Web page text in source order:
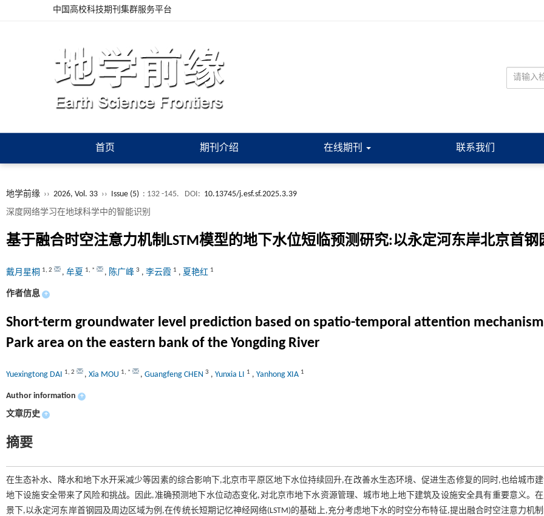
中国高校科技期刊集群服务平台
首页 期刊介绍 在线期刊 联系我们
地学前缘 ›› 2026, Vol. 33 ›› Issue (5) : 132 -145. DOI: 10.13745/j.esf.sf.2025.3.39
深度网络学习在地球科学中的智能识别
基于融合时空注意力机制LSTM模型的地下水位短临预测研究:以永定河东岸北京首钢
戴月星桐 1, 2 , 牟夏 1, * , 陈广峰 3 , 李云霞 1 , 夏艳红 1
作者信息 +
Short-term groundwater level prediction based on spatio-temporal attention mechanism
Park area on the eastern bank of the Yongding River
Yuexingtong DAI 1, 2 , Xia MOU 1, * , Guangfeng CHEN 3 , Yunxia LI 1 , Yanhong XIA 1
Author information +
文章历史 +
摘要
在生态补水、降水和地下水开采减少等因素的综合影响下,北京市平原区地下水位持续回升,在改善水生态环境、促进生态修复的同时,也给城市
地下设施安全带来了风险和挑战。因此,准确预测地下水位动态变化,对北京市地下水资源管理、城市地上地下建筑及设施安全具有重要意义。
景下,以永定河东岸首钢园及周边区域为例,在传统长短期记忆神经网络(LSTM)的基础上,充分考虑地下水的时空分布特征,提出融合时空注意力机